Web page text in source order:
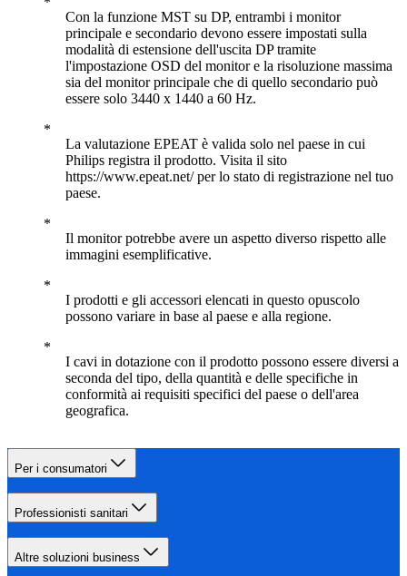
Con la funzione MST su DP, entrambi i monitor
principale e secondario devono essere impostati sulla
modalità di estensione dell'uscita DP tramite
l'impostazione OSD del monitor e la risoluzione massima
sia del monitor principale che di quello secondario può
essere solo 3440 x 1440 a 60 Hz.
La valutazione EPEAT è valida solo nel paese in cui
Philips registra il prodotto. Visita il sito
https://www.epeat.net/ per lo stato di registrazione nel tuo
paese.
Il monitor potrebbe avere un aspetto diverso rispetto alle
immagini esemplificative.
I prodotti e gli accessori elencati in questo opuscolo
possono variare in base al paese e alla regione.
I cavi in dotazione con il prodotto possono essere diversi a
seconda del tipo, della quantità e delle specifiche in
conformità ai requisiti specifici del paese o dell'area
geografica.
Per i consumatori
Professionisti sanitari
Altre soluzioni business